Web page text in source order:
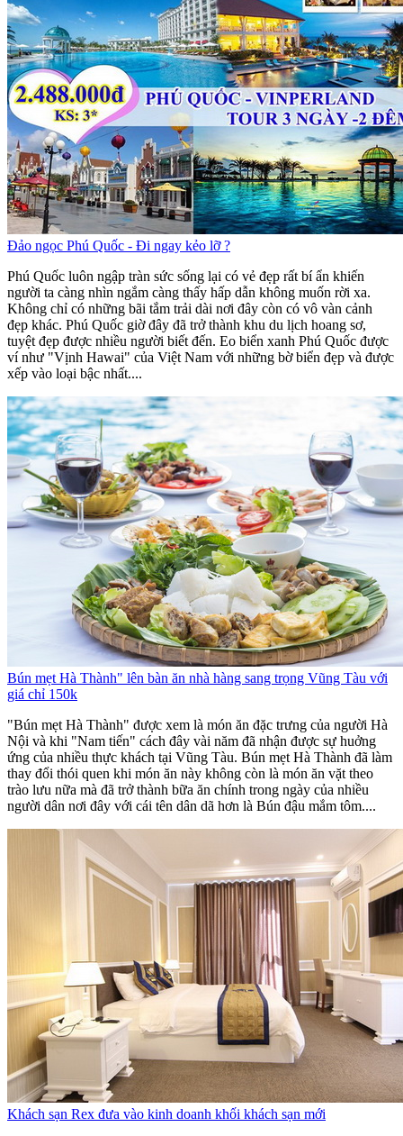
Đảo ngọc Phú Quốc - Đi ngay kẻo lỡ ?
Phú Quốc luôn ngập tràn sức sống lại có vẻ đẹp rất bí ẩn khiến
người ta càng nhìn ngắm càng thấy hấp dẫn không muốn rời xa.
Không chỉ có những bãi tắm trải dài nơi đây còn có vô vàn cảnh
đẹp khác. Phú Quốc giờ đây đã trở thành khu du lịch hoang sơ,
tuyệt đẹp được nhiều người biết đến. Eo biển xanh Phú Quốc được
ví như "Vịnh Hawai" của Việt Nam với những bờ biển đẹp và được
xếp vào loại bậc nhất....
Bún mẹt Hà Thành" lên bàn ăn nhà hàng sang trọng Vũng Tàu với
giá chỉ 150k
"Bún mẹt Hà Thành" được xem là món ăn đặc trưng của người Hà
Nội và khi "Nam tiến" cách đây vài năm đã nhận được sự huởng
ứng của nhiều thực khách tại Vũng Tàu. Bún mẹt Hà Thành đã làm
thay đổi thói quen khi món ăn này không còn là món ăn vặt theo
trào lưu nữa mà đã trở thành bữa ăn chính trong ngày của nhiều
người dân nơi đây với cái tên dân dã hơn là Bún đậu mắm tôm....
Khách sạn Rex đưa vào kinh doanh khối khách sạn mới